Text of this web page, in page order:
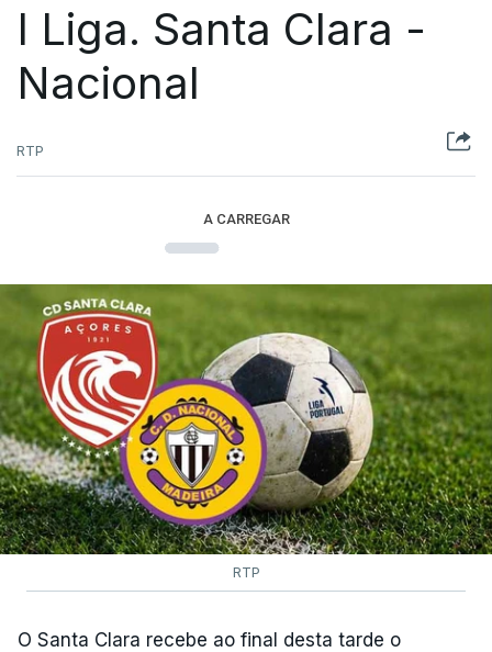
I Liga. Santa Clara -
Nacional
RTP
A CARREGAR
RTP
O Santa Clara recebe ao final desta tarde o